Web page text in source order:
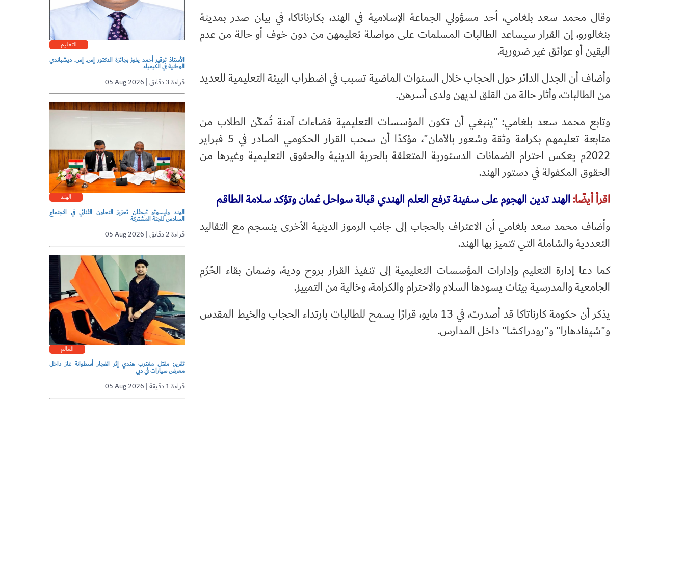
التعليم
الأستاذ توقير أحمد يفوز بجائزة الدكتور إس. إس. ديشباندي
الوطنية في الكيمياء
05 Aug 2026 | قراءة 3 دقائق
الهند
الهند وليسوتو تبحثان تعزيز التعاون الثنائي في الاجتماع
السادس للجنة المشتركة
05 Aug 2026 | قراءة 2 دقائق
العالم
تقرير: مقتل مغترب هندي إثر انفجار أسطوانة غاز داخل
معرض سيارات في دبي
05 Aug 2026 | قراءة 1 دقيقة
وقال محمد سعد بلغامي، أحد مسؤولي الجماعة الإسلامية في الهند، بكارناتاكا، في بيان صدر بمدينة
بنغالورو، إن القرار سيساعد الطالبات المسلمات على مواصلة تعليمهن من دون خوف أو حالة من عدم
اليقين أو عوائق غير ضرورية.
وأضاف أن الجدل الدائر حول الحجاب خلال السنوات الماضية تسبب في اضطراب البيئة التعليمية للعديد
من الطالبات، وأثار حالة من القلق لديهن ولدى أسرهن.
وتابع محمد سعد بلغامي: "ينبغي أن تكون المؤسسات التعليمية فضاءات آمنة تُمكّن الطلاب من
متابعة تعليمهم بكرامة وثقة وشعور بالأمان"، مؤكدًا أن سحب القرار الحكومي الصادر في 5 فبراير
2022م يعكس احترام الضمانات الدستورية المتعلقة بالحرية الدينية والحقوق التعليمية وغيرها من
الحقوق المكفولة في دستور الهند.
اقرأ أيضًا:الهند تدين الهجوم على سفينة ترفع العلم الهندي قبالة سواحل عُمان وتؤكد سلامة الطاقم
وأضاف محمد سعد بلغامي أن الاعتراف بالحجاب إلى جانب الرموز الدينية الأخرى ينسجم مع التقاليد
التعددية والشاملة التي تتميز بها الهند.
كما دعا إدارة التعليم وإدارات المؤسسات التعليمية إلى تنفيذ القرار بروح ودية، وضمان بقاء الحُرُم
الجامعية والمدرسية بيئات يسودها السلام والاحترام والكرامة، وخالية من التمييز.
يذكر أن حكومة كارناتاكا قد أصدرت، في 13 مايو، قرارًا يسمح للطالبات بارتداء الحجاب والخيط المقدس
و"شيفادهارا" و"رودراكشا" داخل المدارس.